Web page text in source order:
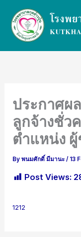
content
ประกาศผ
ลูกจ้างชั่ว
ตำแหน่ง
Byพนมศักดิ์ มีมานะ/ 13
Post Views:
1212